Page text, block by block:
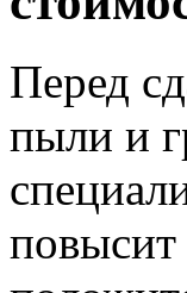
Перед
пыли и
повысит